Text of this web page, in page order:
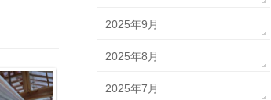
2025年9月
2025年8月
2025年7月